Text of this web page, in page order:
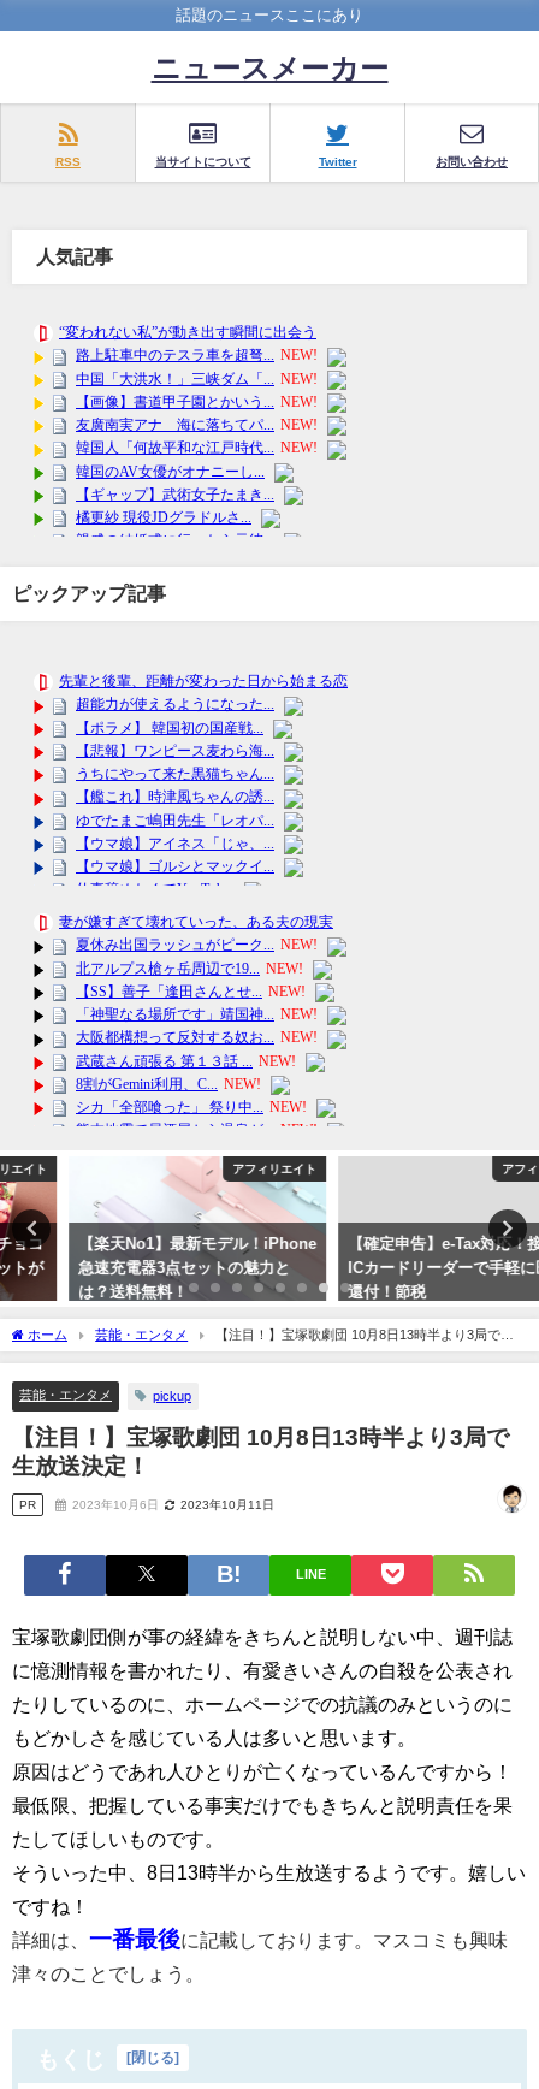
話題のニュースここにあり
ニュースメーカー
RSS 当サイトについて Twitter お問い合わせ
人気記事
ピックアップ記事
アフィリエイト
【楽天No1】最新モデル！iPhone
急速充電器3点セットの魅力と
は？送料無料！
アフィリエイト
【確定申告】e-Tax対応！接触型
ICカードリーダーで手軽に医療費
還付！節税
ホーム 芸能・エンタメ
【注目！】宝塚歌劇団 10月8日13時半より3局で生
放送決定！
芸能・エンタメ pickup
【注目！】宝塚歌劇団 10月8日13時半より3局で
生放送決定！
PR 2023年10月6日 2023年10月11日
LINE
宝塚歌劇団側が事の経緯をきちんと説明しない中、週刊誌
に憶測情報を書かれたり、有愛きいさんの自殺を公表され
たりしているのに、ホームページでの抗議のみというのに
もどかしさを感じている人は多いと思います。
原因はどうであれ人ひとりが亡くなっているんですから！
最低限、把握している事実だけでもきちんと説明責任を果
たしてほしいものです。
そういった中、8日13時半から生放送するようです。 嬉しい
ですね！
詳細は、 一番最後に記載しております。マスコミも興味
津々のことでしょう。
もくじ [閉じる]